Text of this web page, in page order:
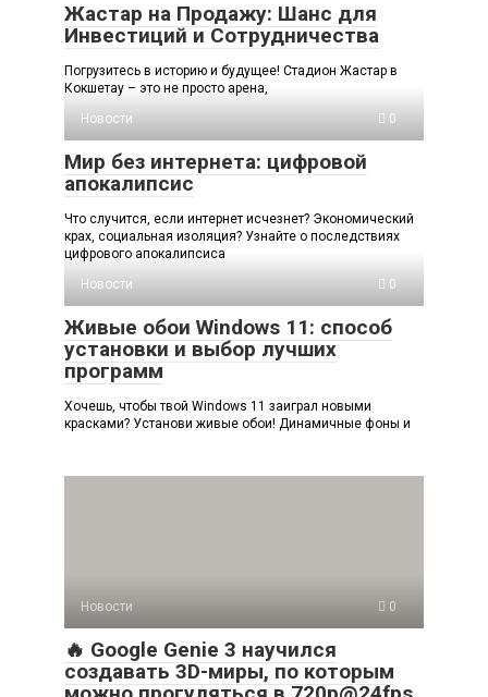
Жастар на Продажу: Шанс для
Инвестиций и Сотрудничества
Погрузитесь в историю и будущее! Стадион Жастар в
Кокшетау – это не просто арена,
Новости
0
Мир без интернета: цифровой
апокалипсис
Что случится, если интернет исчезнет? Экономический
крах, социальная изоляция? Узнайте о последствиях
цифрового апокалипсиса
Новости
0
Живые обои Windows 11: способ
установки и выбор лучших
программ
Хочешь, чтобы твой Windows 11 заиграл новыми
красками? Установи живые обои! Динамичные фоны и
Новости 0
🔥 Google Genie 3 научился
создавать 3D-миры, по которым